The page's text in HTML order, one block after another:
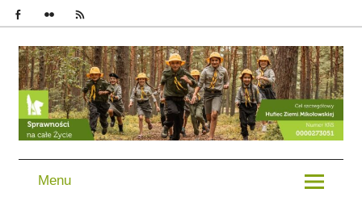
im. Bohaterów Powstań Śląskich | Chorągiew Śląska | ZHP
Menu